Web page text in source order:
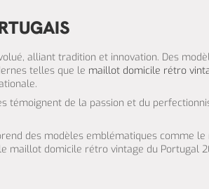
alliant tradition et innovation. Des
telles que le maillot domicile rétro
témoignent de la passion et du
des modèles emblématiques comme le
maillot domicile rétro vintage du Portugal